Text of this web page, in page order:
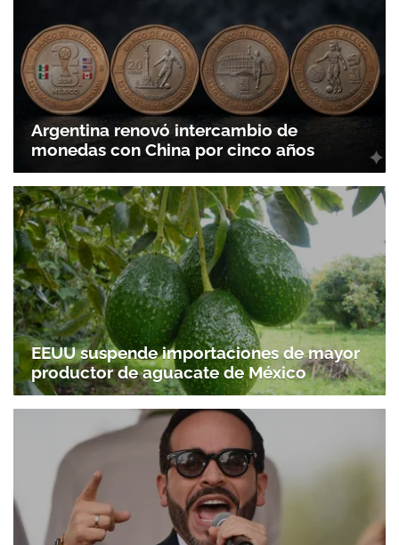
Argentina renovó intercambio de
monedas con China por cinco años
EEUU suspende importaciones de mayor
productor de aguacate de México